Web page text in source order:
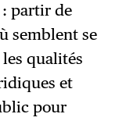
partir de
semblent se
qualités
et
pour